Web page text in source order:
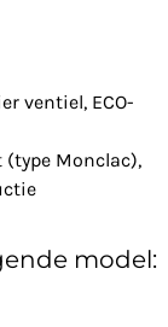
ventiel, ECO-
(type Monclac),
model: